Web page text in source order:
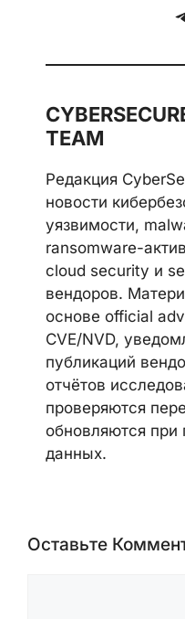
TEAM
Редакция
новости
уязвимости,
ransomware-
cloud security и
вендоров.
основе official
CVE/NVD,
публикаций
отчётов
проверяются
обновляются при
данных.
Оставьте